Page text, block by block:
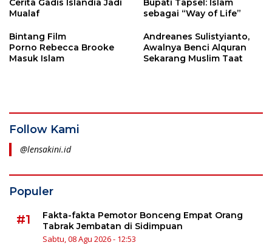
Cerita Gadis Islandia Jadi
Mualaf
Bupati Tapsel: Islam
sebagai “Way of Life”
Bintang Film
Porno Rebecca Brooke
Masuk Islam
Andreanes Sulistyianto,
Awalnya Benci Alquran
Sekarang Muslim Taat
Follow Kami
@lensakini.id
Populer
#1
Fakta-fakta Pemotor Bonceng Empat Orang
Tabrak Jembatan di Sidimpuan
Sabtu, 08 Agu 2026 - 12:53